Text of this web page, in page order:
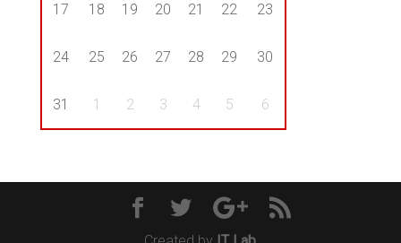
17 18 19 20 21 22 23
24 25 26 27 28 29 30
31 1 2 3 4 5 6